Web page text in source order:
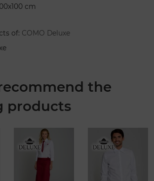
cm
of: COMO Deluxe
the
products